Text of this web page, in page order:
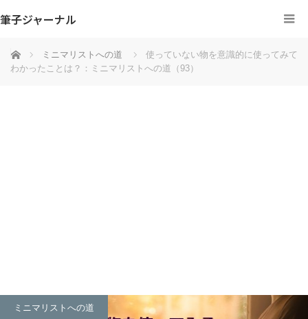
筆子ジャーナル
ホーム ミニマリストへの道
使っていない物を意識的に使ってみて
わかったことは？：ミニマリストへの道（93）
ミニマリストへの道